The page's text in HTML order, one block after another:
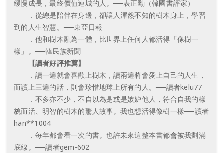
緩慢成長，最終價值連城的人。──表正勳（韓國書評家）
．從總是陪伴在身邊，卻讓人渾然不知的樹木身上，學習
到的人生智慧。──東亞日報
．他和樹木融為一體，比世界上任何人都活得「像樹一
樣」。──韓民族新聞
【讀者好評推薦】
．讀一遍就會喜歡上樹木，讀兩遍將會愛上自己的人生，
而讀上三遍的話，則會珍惜地球上所有的人。──讀者kelu77
．不多亦不少，不自以為是或是嫉妒他人，符合自我的樣
貌而活、明智的樹木的驚人故事。我也想活得像樹一樣──讀者
han**1004
．每年都會看一次的書。也許未來這整本書都會被我劃滿
底線。──讀者gem-602